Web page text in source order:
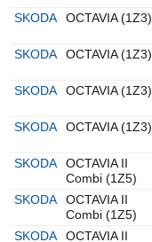
SKODA
OCTAVIA (1Z3)
SKODA
OCTAVIA (1Z3)
SKODA
OCTAVIA (1Z3)
SKODA
OCTAVIA (1Z3)
SKODA
OCTAVIA II
Combi (1Z5)
SKODA
OCTAVIA II
Combi (1Z5)
SKODA
OCTAVIA II